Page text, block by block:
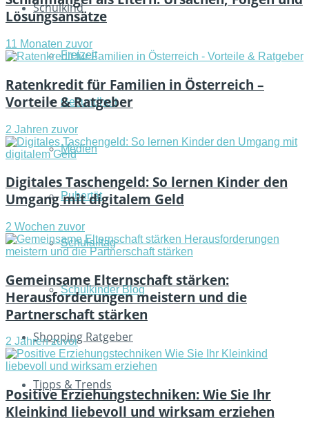
Schulkind
Freizeit
Gesundheit
Medien
Pubertät
Schulalltag
Schulkinder Blog
Shopping Ratgeber
Tipps & Trends
Lösungsansätze
11 Monaten zuvor
Ratenkredit für Familien in Österreich –
Vorteile & Ratgeber
2 Jahren zuvor
Digitales Taschengeld: So lernen Kinder den
Umgang mit digitalem Geld
2 Wochen zuvor
Gemeinsame Elternschaft stärken:
Herausforderungen meistern und die
Partnerschaft stärken
2 Jahren zuvor
Positive Erziehungstechniken: Wie Sie Ihr
Kleinkind liebevoll und wirksam erziehen